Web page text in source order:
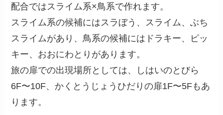
配合ではスライム系×鳥系で作れます。
スライム系の候補にはスラぼう、スライム、ぶち
スライムがあり、鳥系の候補にはドラキー、ピッ
キー、おおにわとりがあります。
旅の扉での出現場所としては、しはいのとびら
6F〜10F、かくとうじょうひだりの扉1F〜5Fもあ
ります。